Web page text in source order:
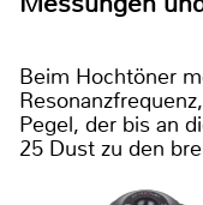
Beim Hochtöner
Pegel, der bis an
25 Dust zu den